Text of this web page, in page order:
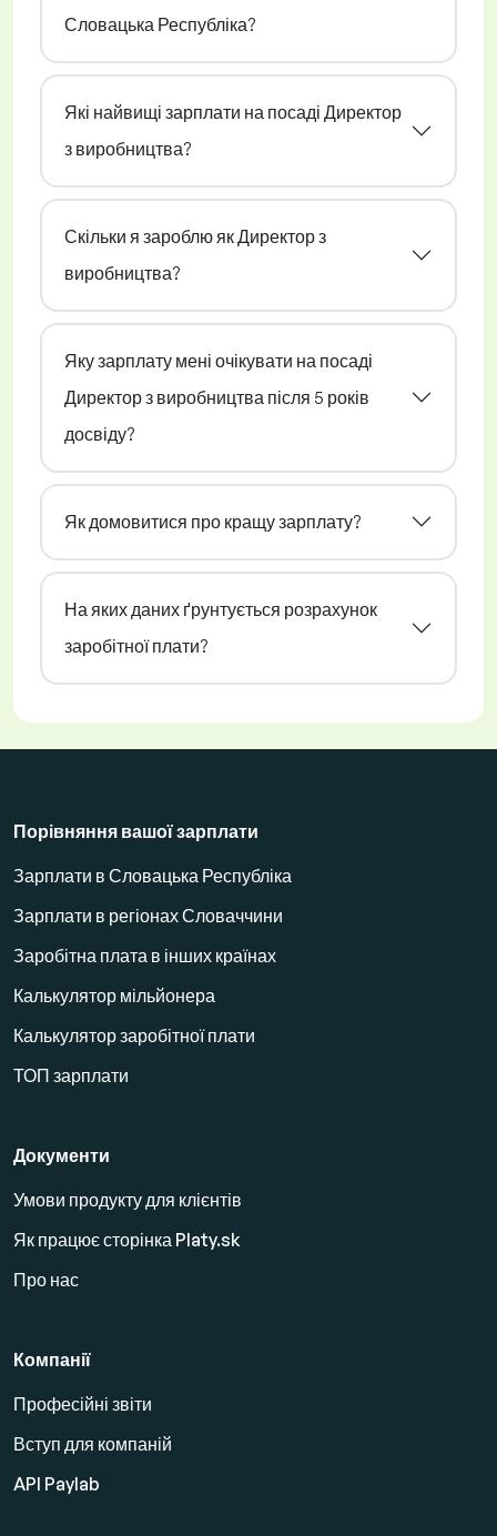
Словацька Республіка?
Які найвищі зарплати на посаді Директор
з виробництва?
Скільки я зароблю як Директор з
виробництва?
Яку зарплату мені очікувати на посаді
Директор з виробництва після 5 років
досвіду?
Як домовитися про кращу зарплату?
На яких даних ґрунтується розрахунок
заробітної плати?
Порівняння вашої зарплати
Зарплати в Словацька Республіка
Зарплати в регіонах Словаччини
Заробітна плата в інших країнах
Калькулятор мільйонера
Калькулятор заробітної плати
ТОП зарплати
Документи
Умови продукту для клієнтів
Як працює сторінка Platy.sk
Про нас
Компанії
Професійні звіти
Вступ для компаній
API Paylab